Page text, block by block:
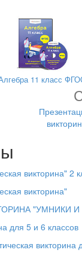
прошли 60 вёрст.
Сколько
сестру.
чтобы он
черный цвет
белый
? книги.
чисел
11 класс
викторина" 2
викторина"
"УМНИКИ
для 5 и 6 классов
викторина